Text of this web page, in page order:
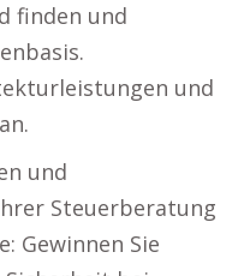
finden und
und
und
Steuerberatung
Gewinnen Sie